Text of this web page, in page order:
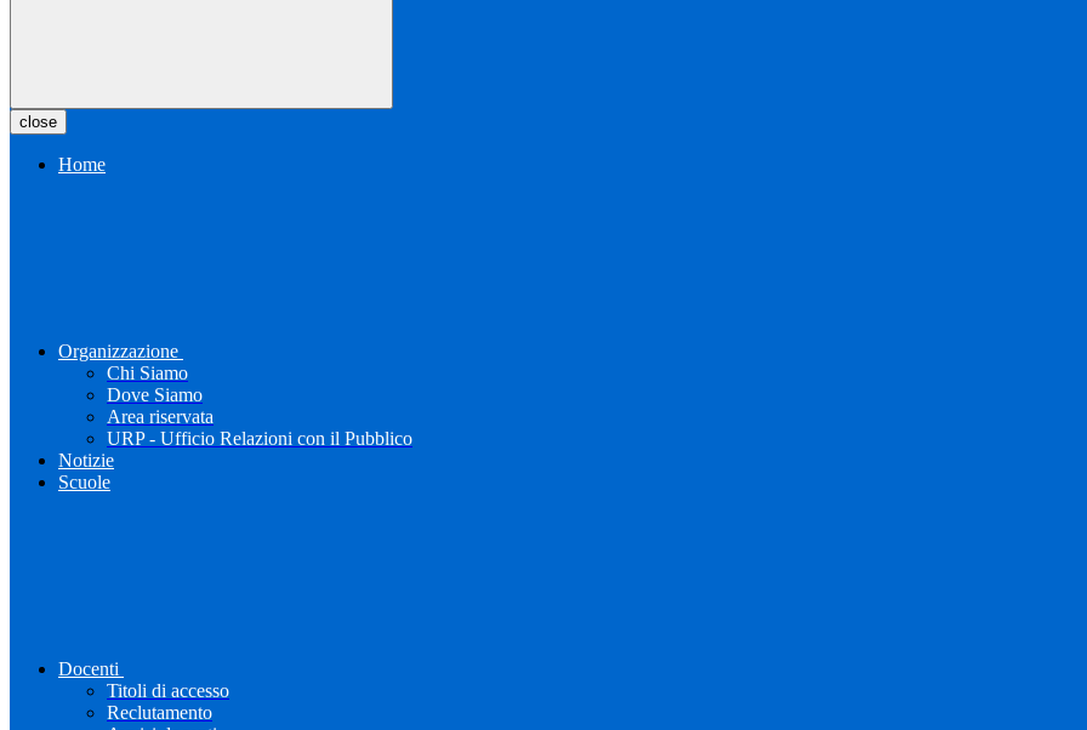
close
Home
Organizzazione
Chi Siamo
Dove Siamo
Area riservata
URP - Ufficio Relazioni con il Pubblico
Notizie
Scuole
Docenti
Titoli di accesso
Reclutamento